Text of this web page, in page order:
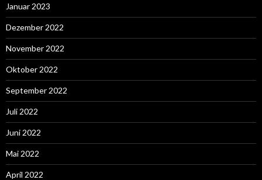
Januar 2023
Dezember 2022
November 2022
Oktober 2022
September 2022
Juli 2022
Juni 2022
Mai 2022
April 2022